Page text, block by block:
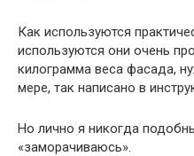
Как используются
используются они очень
килограмма веса фасада,
мере, так написано в
Но лично я никогда
«заморачиваюсь».